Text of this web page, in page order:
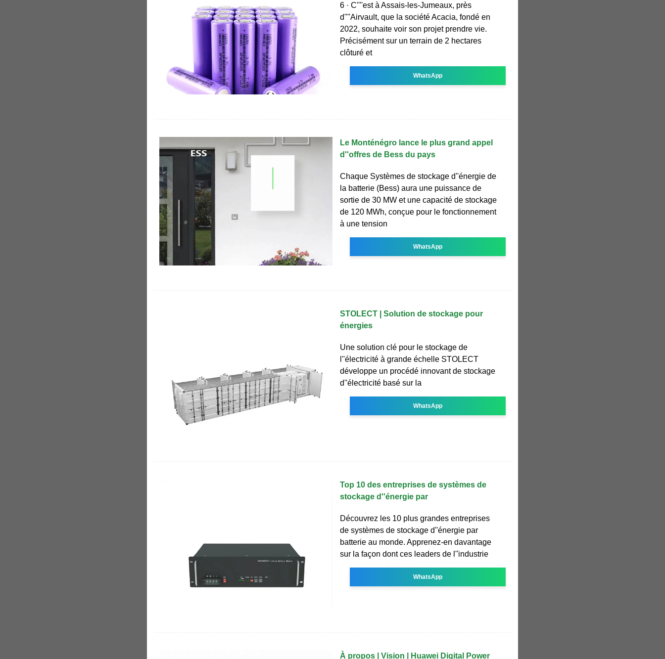
6 · C''''est à Assais-les-Jumeaux, près
d''''Airvault, que la société Acacia, fondé en
2022, souhaite voir son projet prendre vie.
Précisément sur un terrain de 2 hectares
clôturé et
WhatsApp
Le Monténégro lance le plus grand appel
d''offres de Bess du pays
Chaque Systèmes de stockage d''énergie de
la batterie (Bess) aura une puissance de
sortie de 30 MW et une capacité de stockage
de 120 MWh, conçue pour le fonctionnement
à une tension
WhatsApp
STOLECT | Solution de stockage pour
énergies
Une solution clé pour le stockage de
l''électricité à grande échelle STOLECT
développe un procédé innovant de stockage
d''électricité basé sur la
WhatsApp
Top 10 des entreprises de systèmes de
stockage d''énergie par
Découvrez les 10 plus grandes entreprises
de systèmes de stockage d''énergie par
batterie au monde. Apprenez-en davantage
sur la façon dont ces leaders de l''industrie
WhatsApp
À propos | Vision | Huawei Digital Power